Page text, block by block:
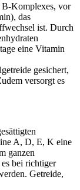
B-Komplexes, vor
das
ist. Durch
eine Vitamin
gesichert,
versorgt es
A, D, E, K eine
ganzen
bei richtiger
Getreide,